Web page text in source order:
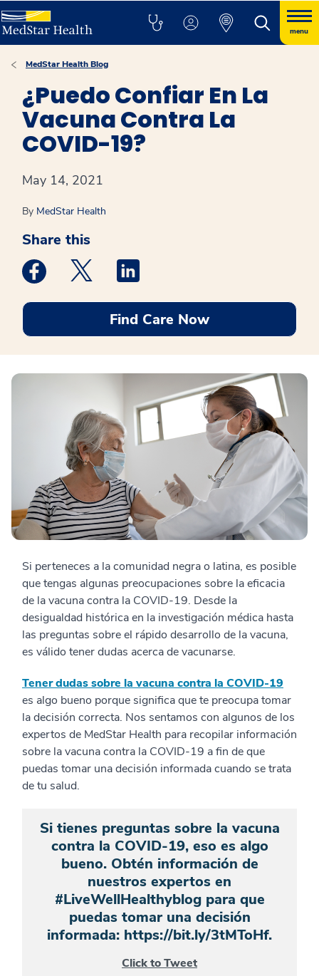
menu
MedStar Health Blog
¿Puedo Confiar En La
Vacuna Contra La
COVID-19?
May 14, 2021
By MedStar Health
Share this
Medstar Facebook opens a new window
Medstar Twitter opens a new window
Find Care Now
Si perteneces a la comunidad negra o latina, es posible
que tengas algunas preocupaciones sobre la eficacia
de la vacuna contra la COVID-19. Desde la
desigualdad histórica en la investigación médica hasta
las preguntas sobre el rápido desarrollo de la vacuna,
es válido tener dudas acerca de vacunarse.
Tener dudas sobre la vacuna contra la COVID-19
es algo bueno porque significa que te preocupa tomar
la decisión correcta. Nos sentamos con algunos de los
expertos de MedStar Health para recopilar información
sobre la vacuna contra la COVID-19 a fin de que
puedas tomar una decisión informada cuando se trata
de tu salud.
Si tienes preguntas sobre la vacuna
contra la COVID-19, eso es algo
bueno. Obtén información de
nuestros expertos en
#LiveWellHealthyblog para que
puedas tomar una decisión
informada: https://bit.ly/3tMToHf.
Click to Tweet